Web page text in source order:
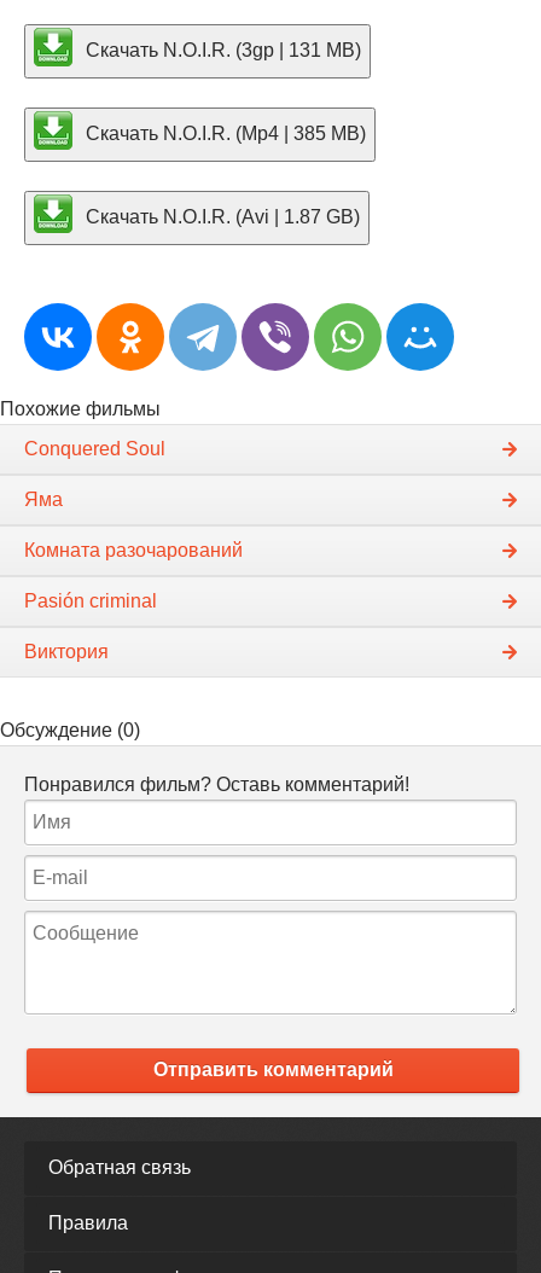
Скачать N.O.I.R. (3gp | 131 MB)
Скачать N.O.I.R. (Mp4 | 385 MB)
Скачать N.O.I.R. (Avi | 1.87 GB)
Похожие фильмы
Conquered Soul
Яма
Комната разочарований
Pasión criminal
Виктория
Обсуждение (0)
Понравился фильм? Оставь комментарий!
Отправить комментарий
Обратная связь
Правила